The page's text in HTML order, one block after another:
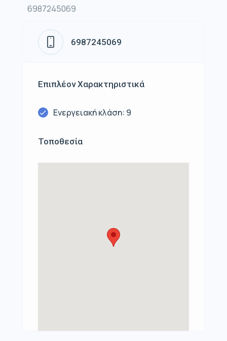
6987245069
6987245069
Επιπλέον Χαρακτηριστικά
Ενεργειακή κλάση: 9
Τοποθεσία